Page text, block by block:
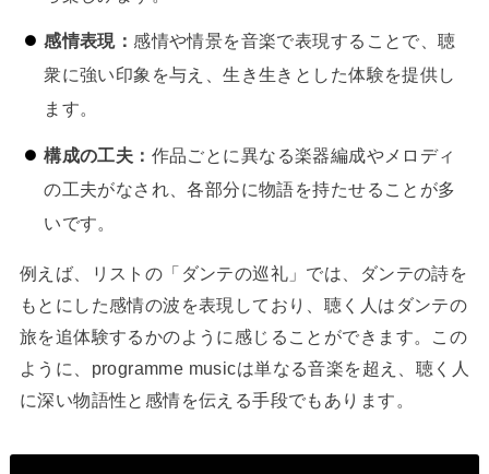
感情表現：感情や情景を音楽で表現することで、聴
衆に強い印象を与え、生き生きとした体験を提供し
ます。
構成の工夫： 作品ごとに異なる楽器編成やメロディ
の工夫がなされ、各部分に物語を持たせることが多
いです。
例えば、リストの「ダンテの巡礼」では、ダンテの詩を
もとにした感情の波を表現しており、聴く人はダンテの
旅を追体験するかのように感じることができます。この
ように、programme musicは単なる音楽を超え、聴く人
に深い物語性と感情を伝える手段でもあります。